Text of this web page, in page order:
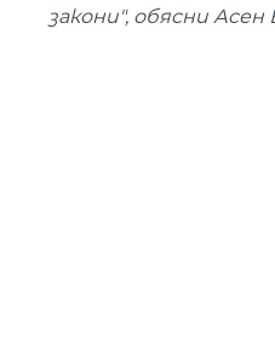
закони", обясни Асен